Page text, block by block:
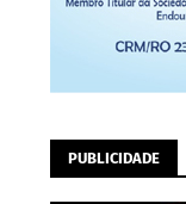
PUBLICIDADE